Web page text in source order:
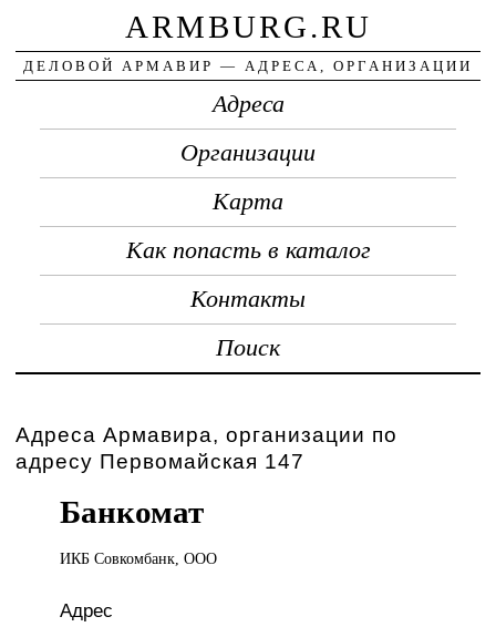
ARMBURG.RU
ДЕЛОВОЙ АРМАВИР — АДРЕСА, ОРГАНИЗАЦИИ
Адреса
Организации
Карта
Как попасть в каталог
Контакты
Поиск
Адреса Армавира, организации по
адресу Первомайская 147
Банкомат
ИКБ Совкомбанк,ООО
Адрес